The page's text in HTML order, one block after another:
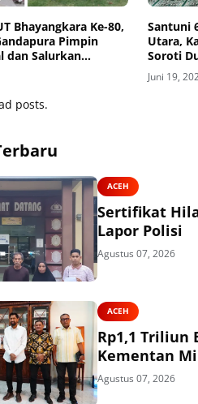
Bhayangkara Ke-80,
Pimpin
dan Salurkan
Masyarakat
Santuni
Utara,
Soroti
Juni 19,
posts.
ACEH
Sertifikat
Lapor Polisi
Agustus 07, 2026
ACEH
Rp1,1 Triliun
Kementan
Agustus 07, 2026